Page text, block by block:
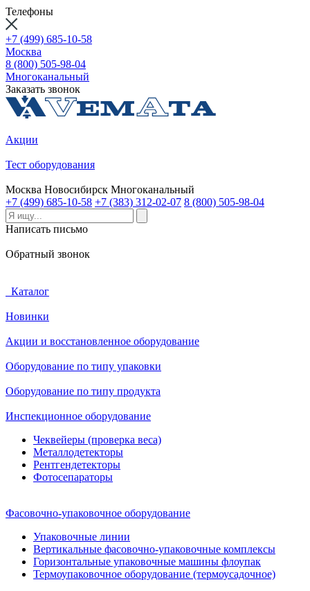
Телефоны
+7 (499) 685-10-58
Москва
8 (800) 505-98-04
Многоканальный
Заказать звонок
Акции
Тест оборудования
Москва Новосибирск Многоканальный
+7 (499) 685-10-58 +7 (383) 312-02-07 8 (800) 505-98-04
Написать письмо
Обратный звонок
Каталог
Новинки
Акции и восстановленное оборудование
Оборудование по типу упаковки
Оборудование по типу продукта
Инспекционное оборудование
Чеквейеры (проверка веса)
Металлодетекторы
Рентгендетекторы
Фотосепараторы
Фасовочно-упаковочное оборудование
Упаковочные линии
Вертикальные фасовочно-упаковочные комплексы
Горизонтальные упаковочные машины флоупак
Термоупаковочное оборудование (термоусадочное)